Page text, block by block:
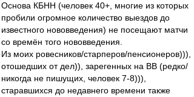
Основа КБНН (человек 40+, многие из которых
пробили огромное количество выездов до
известного нововведения) не посещают матчи
со времён того нововведения.
Из моих ровесников/старперов/пенсионеров))),
отошедших от дел)), зарегенных на ВВ (редко/
никогда не пишущих, человек 7-8))),
старавшихся до недавнего времени также